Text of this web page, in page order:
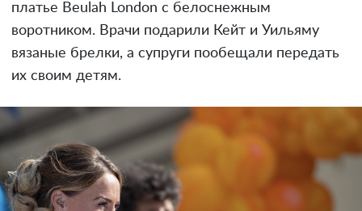
платье Beulah London с белоснежным
воротником. Врачи подарили Кейт и Уильяму
вязаные брелки, а супруги пообещали передать
их своим детям.